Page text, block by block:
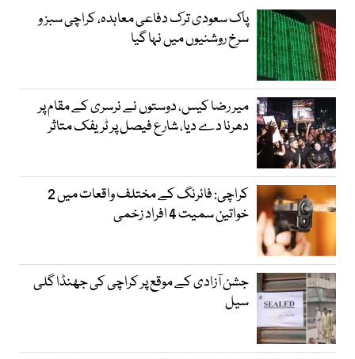
پاک سعودی ترک دفاعی معاہدہ، کراچی سبز و
سرخ روشنیوں میں نہا گیا
میر رضا کیس، دوستوں نے نرسری کے مقام پر
دھرنا دے دیا، شارع فیصل پر ٹریفک متاثر
کراچی: فائرنگ کے مختلف واقعات میں 2
خواتین سمیت 4 افراد زخمی
جشن آزادی کے موقع پر کراچی کی جھنڈا گلی
سیل